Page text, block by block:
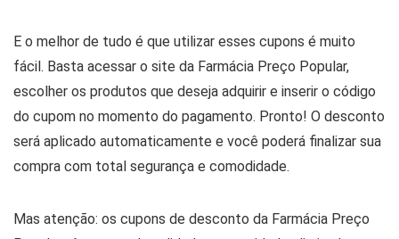
E o melhor de tudo é que utilizar esses cupons é muito
fácil. Basta acessar o site da Farmácia Preço Popular,
escolher os produtos que deseja adquirir e inserir o código
do cupom no momento do pagamento. Pronto! O desconto
será aplicado automaticamente e você poderá finalizar sua
compra com total segurança e comodidade.
Mas atenção: os cupons de desconto da Farmácia Preço